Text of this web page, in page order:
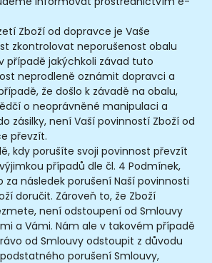
Zboží od dopravce je Vaše
zkontrolovat neporušenost obalu
případě jakýchkoli závad tuto
neprodleně oznámit dopravci a
že došlo k závadě na obalu,
o neoprávněné manipulaci a
zásilky, není Vaší povinností Zboží od
převzít.
kdy porušíte svoji povinnost převzít
případů dle čl. 4 Podmínek,
za následek porušení Naší povinnosti
doručit. Zároveň to, že Zboží
není odstoupení od Smlouvy
a Vámi. Nám ale v takovém případě
od Smlouvy odstoupit z důvodu
porušení Smlouvy,